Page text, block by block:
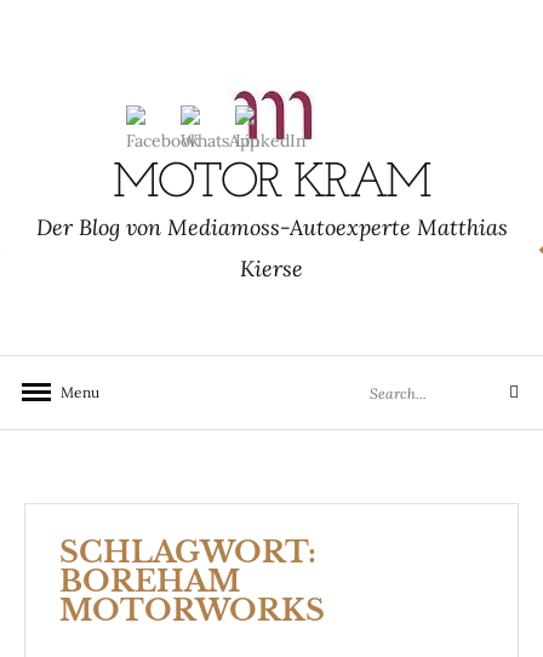
MOTOR KRAM
Der Blog von Mediamoss-Autoexperte Matthias
Kierse
Menu
for:
Search
SCHLAGWORT:
BOREHAM
MOTORWORKS